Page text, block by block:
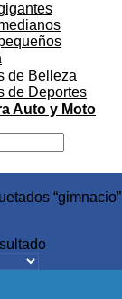
de Belleza
de Deportes
Auto y Moto
“gimnacio”